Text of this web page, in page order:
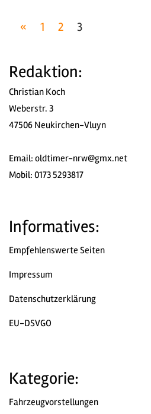
Seitennummerierung
Beiträge
« Vorherige
1 2 3
Redaktion:
Christian Koch
Weberstr. 3
47506 Neukirchen-Vluyn
Email: oldtimer-nrw@gmx.net
Mobil: 0173 5293817
Informatives:
Empfehlenswerte Seiten
Impressum
Datenschutzerklärung
EU-DSVGO
Kategorie:
Fahrzeugvorstellungen